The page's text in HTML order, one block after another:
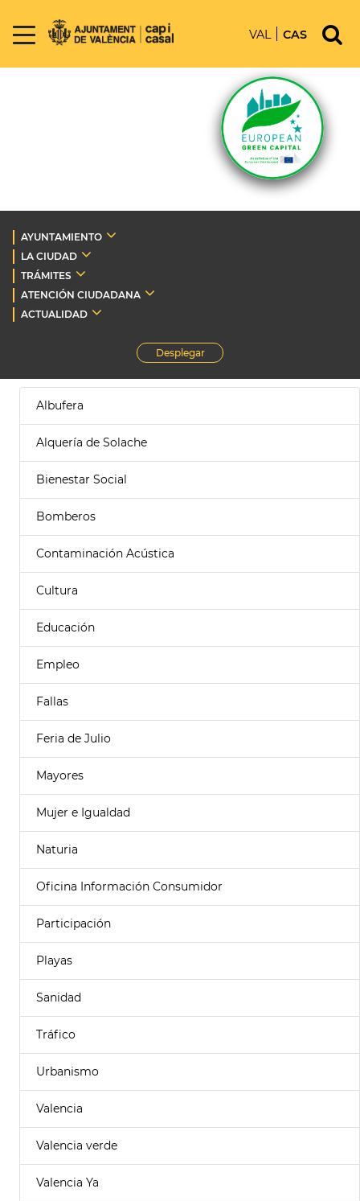
VAL CAS
AYUNTAMIENTO
LA CIUDAD
TRÁMITES
ATENCIÓN CIUDADANA
ACTUALIDAD
Desplegar
Albufera
Alquería de Solache
Bienestar Social
Bomberos
Contaminación Acústica
Cultura
Educación
Empleo
Fallas
Feria de Julio
Mayores
Mujer e Igualdad
Naturia
Oficina Información Consumidor
Participación
Playas
Sanidad
Tráfico
Urbanismo
Valencia
Valencia verde
Valencia Ya